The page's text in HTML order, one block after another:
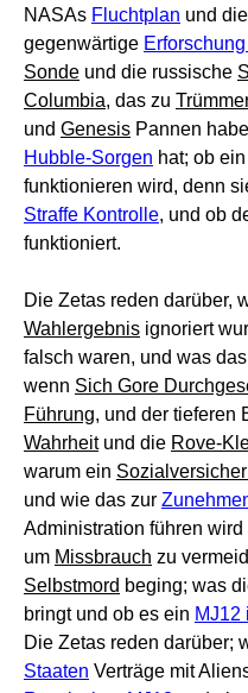
NASAs Fluchtplan und die
gegenwärtige
Sonde und die russische
Columbia, das zu
und Genesis Pannen
Hubble-Sorgen hat; ob ein
funktionieren wird, denn
Straffe Kontrolle, und ob
funktioniert.
Die Zetas reden darüber,
Wahlergebnis ignoriert
falsch waren, und was
wenn Sich Gore
Führung, und der tieferen
Wahrheitund die Rove-
warum ein
und wie das zur
Administration führen wird
um Missbrauch zu
Selbstmord beging; was
bringt und ob es ein MJ12
Die Zetas reden darüber;
Staaten Verträge mit